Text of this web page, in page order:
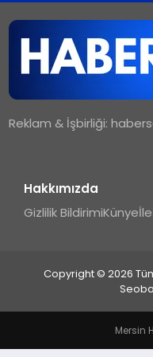
TEKNOLOJI
Reklam & İşbirliği:
Hakkımızda
Gizlilik BildirimiKünye
Copyright © 2026 Tüm
Mersin